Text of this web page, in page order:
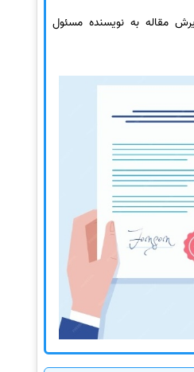
مقاله به نویسنده مسئول